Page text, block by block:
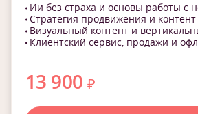
Ии без страха и основы работы с
Стратегия продвижения и
Визуальный контент и
Клиентский сервис, продажи и
13 900₽